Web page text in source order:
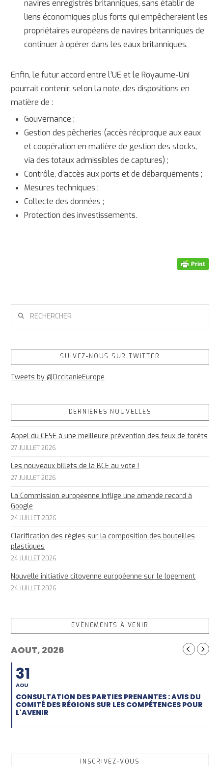
navires enregistrés britanniques, sans établir de
liens économiques plus forts qui empêcheraient les
propriétaires européens de navires britanniques de
continuer à opérer dans les eaux britanniques.
Enfin, le futur accord entre l’UE et le Royaume-Uni
pourrait contenir, selon la note, des dispositions en
matière de :
Gouvernance ;
Gestion des pêcheries (accès réciproque aux eaux
et coopération en matière de gestion des stocks,
via des totaux admissibles de captures) ;
Contrôle, d’accès aux ports et de débarquements ;
Mesures techniques ;
Collecte des données ;
Protection des investissements.
SUIVEZ-NOUS SUR TWITTER
Tweets by @OccitanieEurope
DERNIÈRES NOUVELLES
Appel du CESE à une meilleure prévention des feux de forêts
27 JUILLET 2026
Les nouveaux billets de la BCE au vote !
27 JUILLET 2026
La Commission européenne inflige une amende record à
Google
24 JUILLET 2026
Clarification des règles sur la composition des bouteilles
plastiques
24 JUILLET 2026
Nouvelle initiative citoyenne européenne sur le logement
24 JUILLET 2026
EVÈNEMENTS À VENIR
AOUT, 2026
31
AOU
CONSULTATION DES PARTIES PRENANTES : AVIS DU
COMITÉ DES RÉGIONS SUR LES COMPÉTENCES POUR
L'AVENIR
INSCRIVEZ-VOUS